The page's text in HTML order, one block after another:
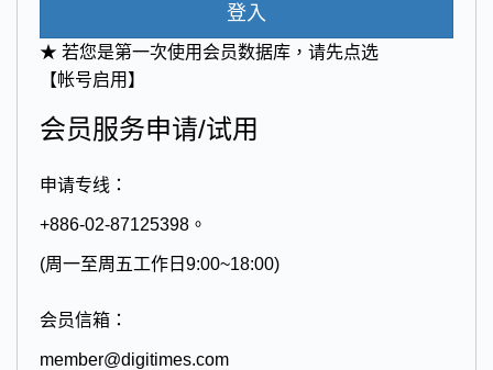
登入
★ 若您是第一次使用会员数据库，请先点选
【帐号启用】
会员服务申请/试用
申请专线：
+886-02-87125398。
(周一至周五工作日9:00~18:00)
会员信箱：
member@digitimes.com